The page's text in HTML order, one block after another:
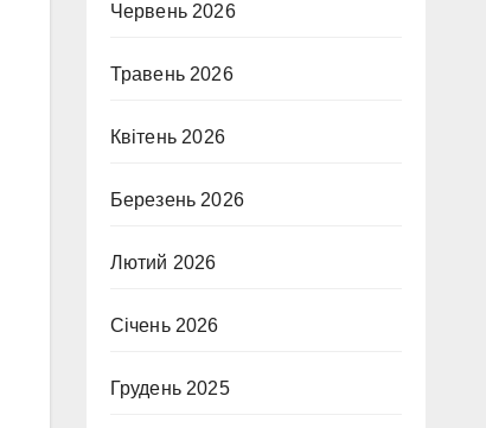
Червень 2026
Травень 2026
Квітень 2026
Березень 2026
Лютий 2026
Січень 2026
Грудень 2025